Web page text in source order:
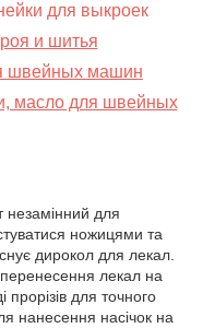
для выкроек
и шитья
швейных машин
масло для швейных
для
ножицями та
дирокол для лекал.
лекал на
для точного
нанесення насічок на